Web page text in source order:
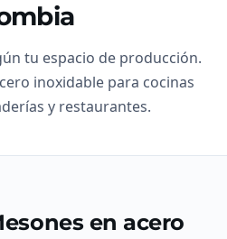
tu espacio de producción.
inoxidable para cocinas
y restaurantes.
en acero